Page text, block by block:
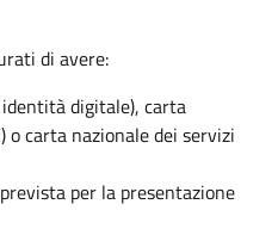
di avere:
digitale), carta
o carta nazionale dei servizi
per la presentazione